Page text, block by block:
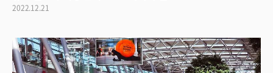
2022.12.21